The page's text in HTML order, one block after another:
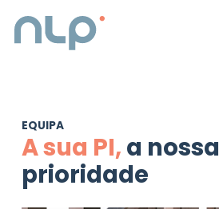
EQUIPA
A sua PI, a nossa
prioridade